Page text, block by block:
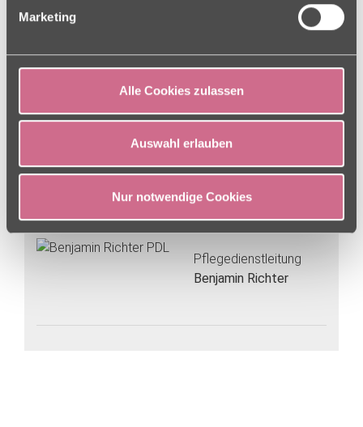
Marketing
Alle Cookies zulassen
Auswahl erlauben
Nur notwendige Cookies
08031 619910
lokhoefe[at]charleston [dot] de
Ansprechpartner
Einrichtungsleitung
Bettina Richter
Pflegedienstleitung
Benjamin Richter